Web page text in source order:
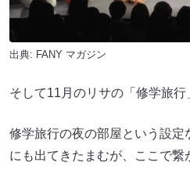
出典: FANY マガジン
そして11月のリサの「修学旅行
修学旅行の夜の部屋という設定
にも出てきたまむが、ここで繋